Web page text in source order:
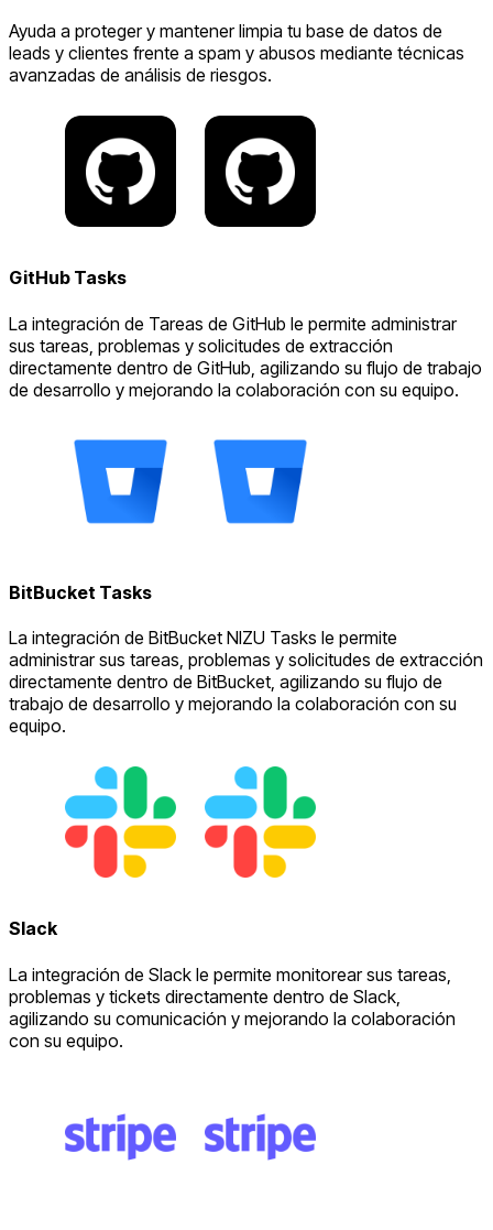
Ayuda a proteger y mantener limpia tu base de datos de
leads y clientes frente a spam y abusos mediante técnicas
avanzadas de análisis de riesgos.
GitHub Tasks
La integración de Tareas de GitHub le permite administrar
sus tareas, problemas y solicitudes de extracción
directamente dentro de GitHub, agilizando su flujo de trabajo
de desarrollo y mejorando la colaboración con su equipo.
BitBucket Tasks
La integración de BitBucket NIZU Tasks le permite
administrar sus tareas, problemas y solicitudes de extracción
directamente dentro de BitBucket, agilizando su flujo de
trabajo de desarrollo y mejorando la colaboración con su
equipo.
Slack
La integración de Slack le permite monitorear sus tareas,
problemas y tickets directamente dentro de Slack,
agilizando su comunicación y mejorando la colaboración
con su equipo.